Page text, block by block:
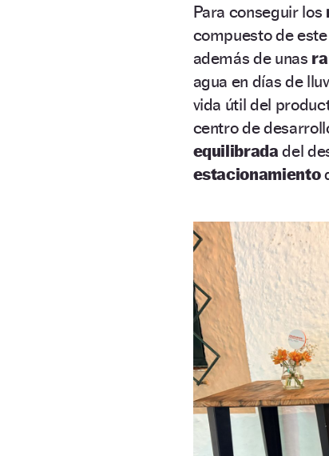
Para conseguir los
compuesto de
además de unas
agua en días de
vida útil del
centro de
equilibrada del
estacionamiento